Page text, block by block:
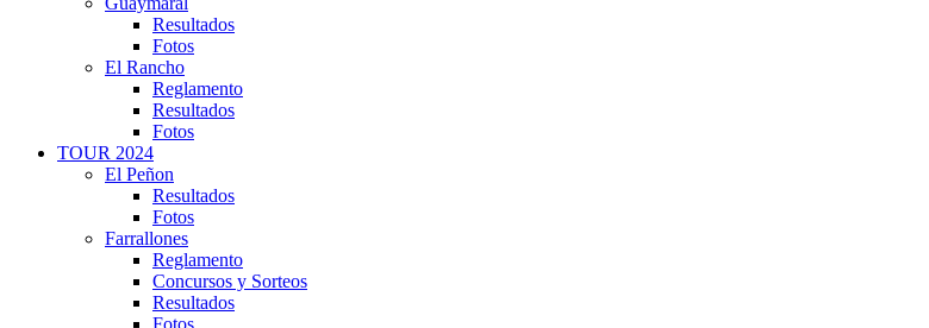
Resultados
Fotos
El Rancho
Reglamento
Resultados
Fotos
TOUR 2024
El Peñon
Resultados
Fotos
Farrallones
Reglamento
Concursos y Sorteos
Resultados
Fotos